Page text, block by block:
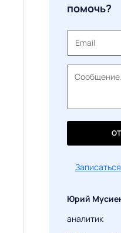
помочь?
Юрий
аналитик